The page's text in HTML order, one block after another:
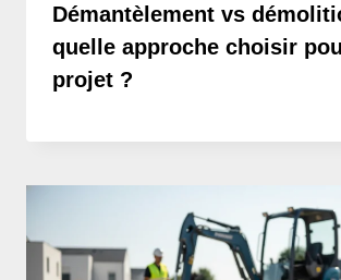
Démantèlement vs
quelle approche choisir
projet ?